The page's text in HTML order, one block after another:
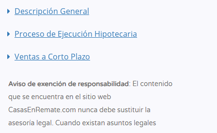
Descripción General
Proceso de Ejecución Hipotecaria
Ventas a Corto Plazo